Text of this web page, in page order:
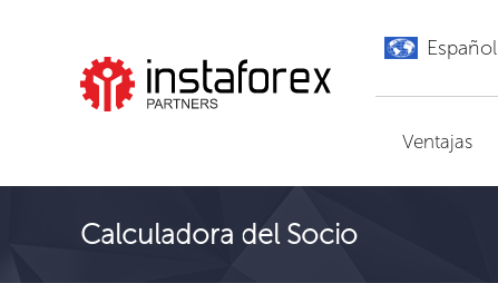
Español
Ventajas
Calculadora del Socio